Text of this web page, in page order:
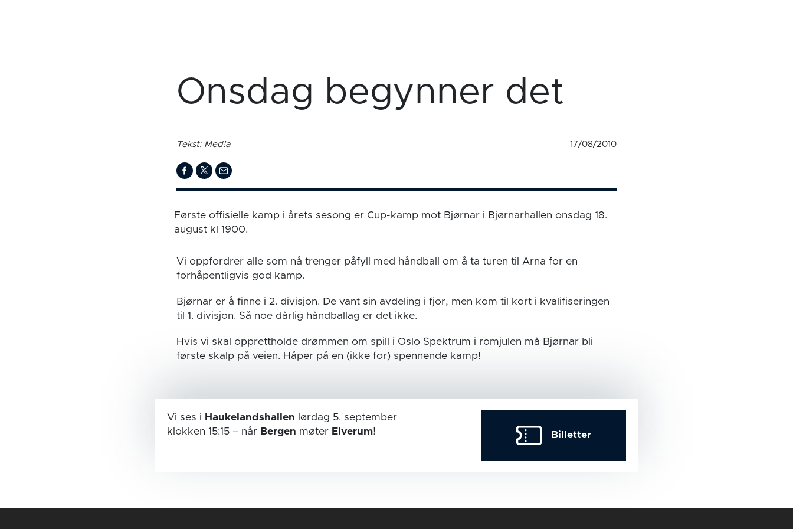
Onsdag begynner det
Tekst: Med!a 17/08/2010
Første offisielle kamp i årets sesong er Cup-kamp mot Bjørnar i Bjørnarhallen onsdag 18.
august kl 1900.
Vi oppfordrer alle som nå trenger påfyll med håndball om å ta turen til Arna for en
forhåpentligvis god kamp.
Bjørnar er å finne i 2. divisjon. De vant sin avdeling i fjor, men kom til kort i kvalifiseringen
til 1. divisjon. Så noe dårlig håndballag er det ikke.
Hvis vi skal opprettholde drømmen om spill i Oslo Spektrum i romjulen må Bjørnar bli
første skalp på veien. Håper på en (ikke for) spennende kamp!
Vi ses i Haukelandshallen lørdag 5. september
klokken 15:15– når Bergen møter Elverum! Billetter